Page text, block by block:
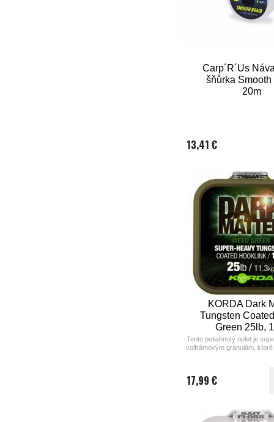
Carp´R´Us
šňůrka Smooth
20m
13,41 €
KORDA Dark
Tungsten
Green 25lb,
Tento potiahnutý oplet je
volfrámovým granulám, ktoré
17,99 €